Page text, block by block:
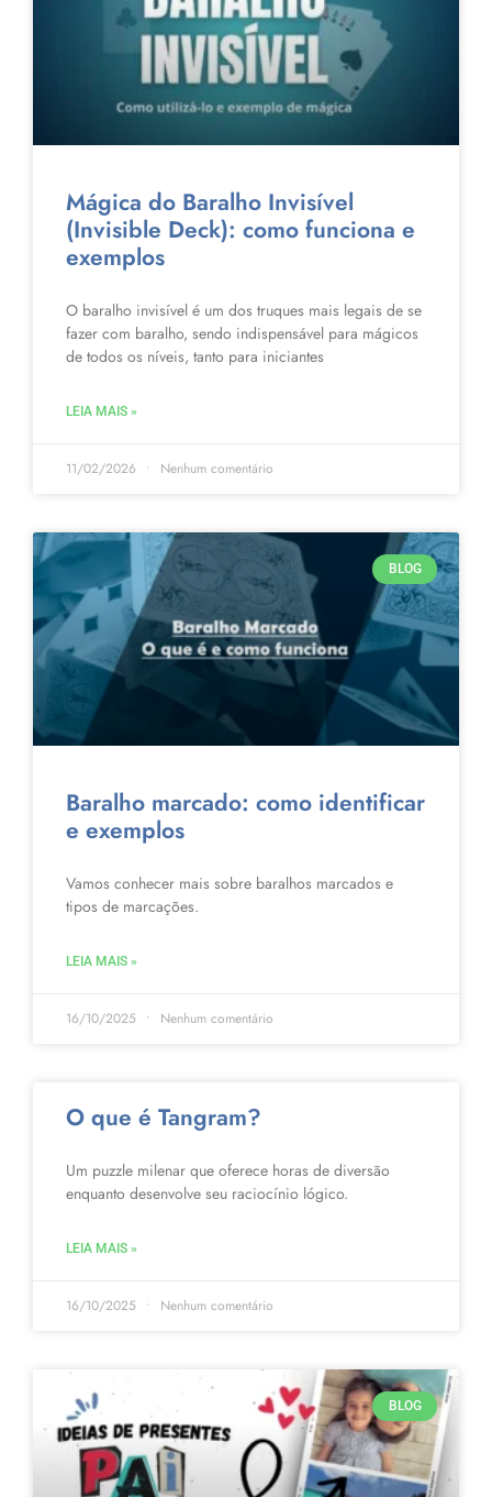
Mágica do Baralho Invisível
(Invisible Deck): como funciona e
exemplos
O baralho invisível é um dos truques mais legais de se
fazer com baralho, sendo indispensável para mágicos
de todos os níveis, tanto para iniciantes
LEIA MAIS »
11/02/2026 Nenhum comentário
BLOG
Baralho marcado: como identificar
e exemplos
Vamos conhecer mais sobre baralhos marcados e
tipos de marcações.
LEIA MAIS »
16/10/2025 Nenhum comentário
O que é Tangram?
Um puzzle milenar que oferece horas de diversão
enquanto desenvolve seu raciocínio lógico.
LEIA MAIS »
16/10/2025 Nenhum comentário
BLOG